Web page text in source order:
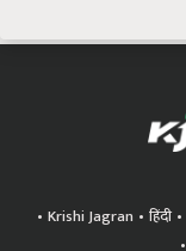
Krishi Jagran हिंदी